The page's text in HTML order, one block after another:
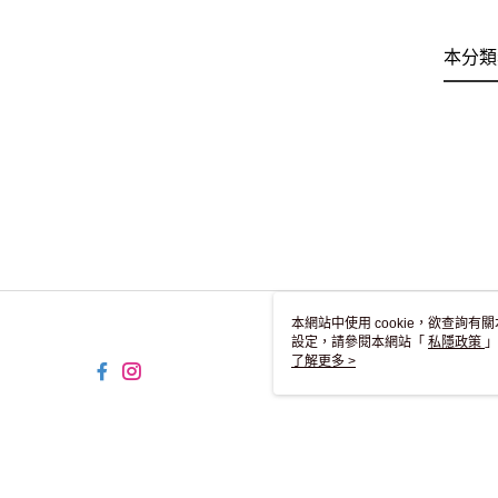
本分
本網站中使用 cookie，欲查詢有
設定，請參閱本網站「 私隱政策
用 cookie。
了解更多 >